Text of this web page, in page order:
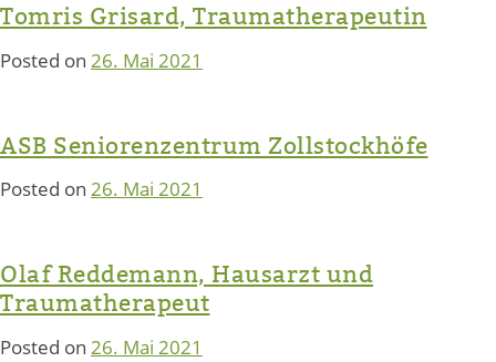
Tomris Grisard, Traumatherapeutin
Posted on 26. Mai 2021
ASB Seniorenzentrum Zollstockhöfe
Posted on 26. Mai 2021
Olaf Reddemann, Hausarzt und
Traumatherapeut
Posted on 26. Mai 2021